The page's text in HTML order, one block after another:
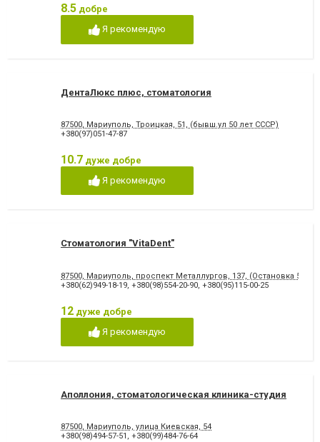
8.5 добре
Я рекомендую
ДентаЛюкс плюс, стоматология
87500, Мариуполь, Троицкая, 51, (бывш.ул 50 лет СССР)
+380(97)051-47-87
10.7 дуже добре
Я рекомендую
Стоматология "VitaDent"
87500, Мариуполь, проспект Металлургов, 137, (Остановка 5-
+380(62)949-18-19 +380(98)554-20-90 +380(95)115-00-25
12 дуже добре
Я рекомендую
Аполлония, стоматологическая клиника-студия
87500, Мариуполь, улица Киевская, 54
+380(98)494-57-51 , +380(99)484-76-64